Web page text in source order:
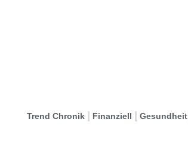
Trend Chronik Finanziell Gesundheit